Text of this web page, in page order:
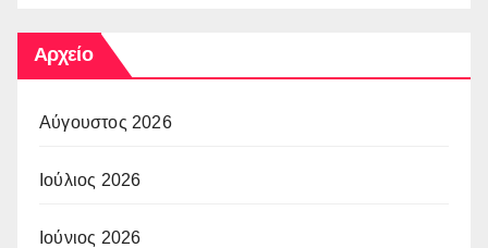
Αρχείο
Αύγουστος 2026
Ιούλιος 2026
Ιούνιος 2026